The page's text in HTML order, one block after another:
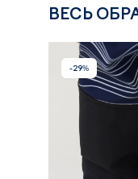
ВЕСЬ
-29%